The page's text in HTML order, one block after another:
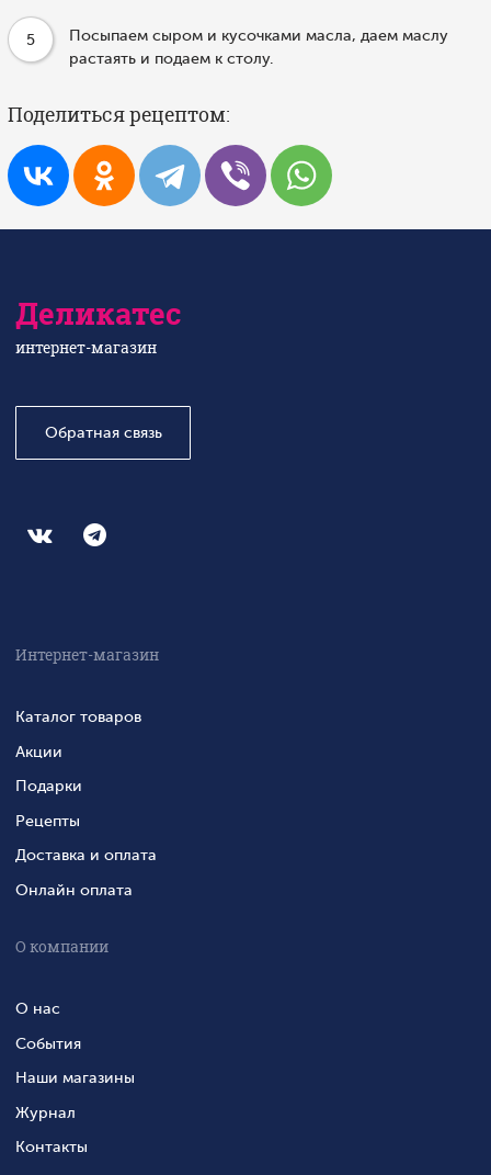
5
Посыпаем сыром и кусочками масла, даем маслу
растаять и подаем к столу.
Поделиться рецептом:
Деликатес
интернет-магазин
Обратная связь
Интернет-магазин
Каталог товаров
Акции
Подарки
Рецепты
Доставка и оплата
Онлайн оплата
О компании
О нас
События
Наши магазины
Журнал
Контакты